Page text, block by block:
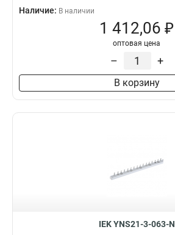
Наличие: В наличии
1 412,06 ₽
оптовая цена
– +
В корзину
IEK YNS21-3-063-N